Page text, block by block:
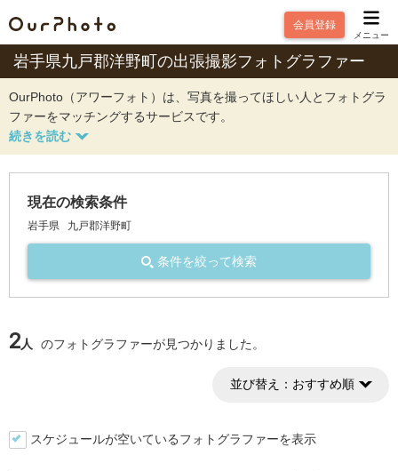
会員登録
メニュー
岩手県九戸郡洋野町の出張撮影フォトグラファー
OurPhoto（アワーフォト）は、写真を撮ってほしい人とフォトグラ
ファーをマッチングするサービスです。
現在の検索条件
岩手県 九戸郡洋野町
条件を絞って検索
2人 のフォトグラファーが見つかりました。
並び替え： おすすめ順
スケジュールが空いているフォトグラファーを表示